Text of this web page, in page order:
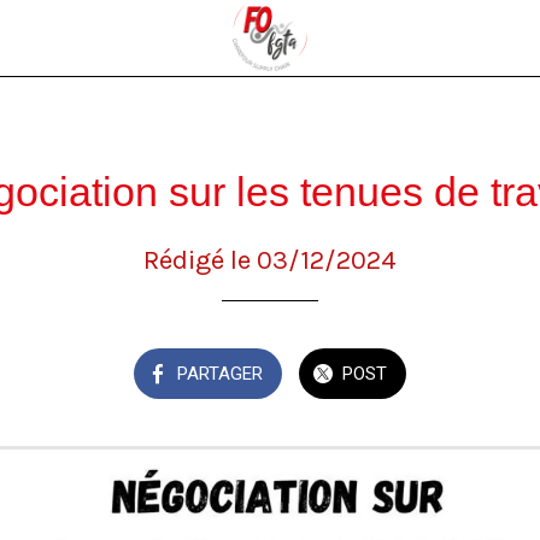
sur les tenues de
Rédigé le 03/12/2024
PARTAGER POST